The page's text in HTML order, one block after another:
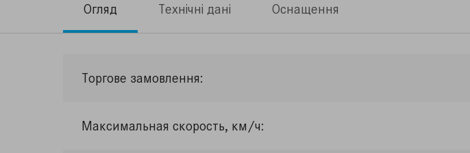
Огляд Технічні дані Оснащення
Торгове замовлення:
Максимальная скорость, км/ч: